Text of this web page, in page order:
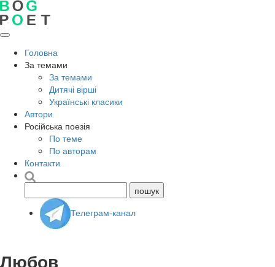
Головна
За темами
За темами
Дитячі вірші
Українські класики
Автори
Російська поезія
По теме
По авторам
Контакти
Телеграм-канал
Любов